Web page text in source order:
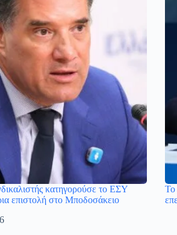
κατηγορούσε το ΕΣΥ
επιστολή στο Μποδοσάκειο
Το